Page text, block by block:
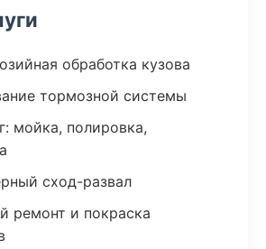
обработка кузова
тормозной системы
мойка, полировка,
сход-развал
ремонт и покраска